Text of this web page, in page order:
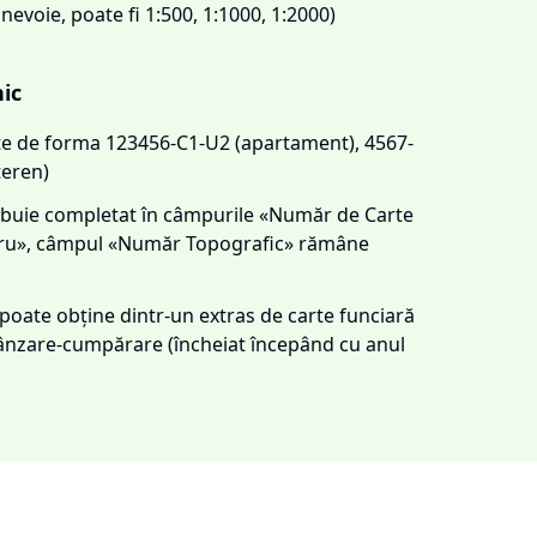
poate fi 1:500, 1:1000, 1:2000)
forma 123456-C1-U2 (apartament), 4567-
completat în câmpurile «Număr de Carte
câmpul «Număr Topografic» rămâne
obține dintr-un extras de carte funciară
cumpărare (încheiat începând cu anul